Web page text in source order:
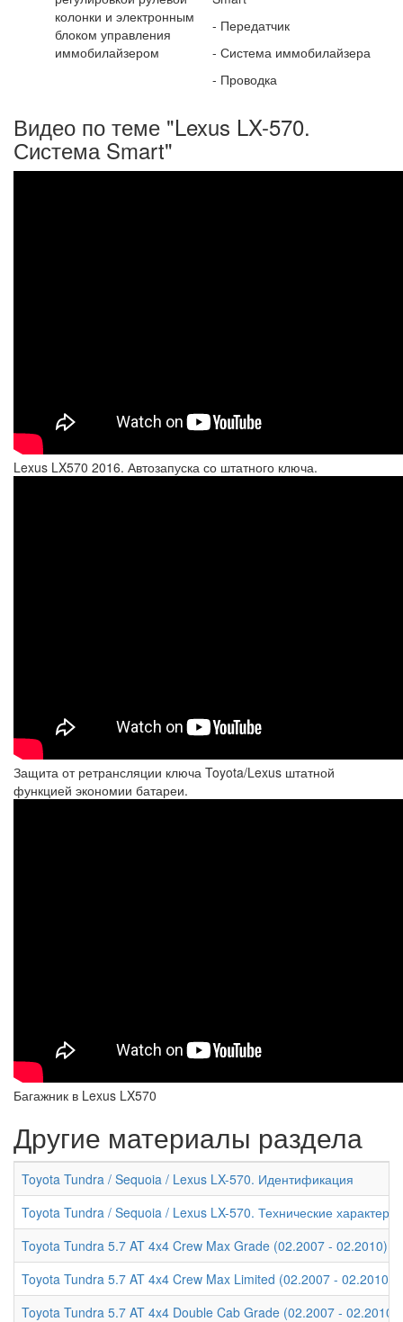
колонки и элек­тронным
блоком управления
иммобилайзером
- Передатчик
- Система иммобилайзера
- Проводка
Видео по теме "Lexus LX-570.
Система Smart"
Lexus LX570 2016. Автозапуска со штатного ключа.
Защита от ретрансляции ключа Toyota/Lexus штатной
функцией экономии батареи.
Багажник в Lexus LX570
Другие материалы раздела
Toyota Tundra / Sequoia / Lexus LX-570. Идентификация
Toyota Tundra / Sequoia / Lexus LX-570. Технические
Toyota Tundra 5.7 AT 4x4 Crew Max Grade (02.2007 - 02.2010) -
Toyota Tundra 5.7 AT 4x4 Crew Max Limited (02.2007 - 02.2010) -
Toyota Tundra 5.7 AT 4x4 Double Cab Grade (02.2007 - 02.2010)